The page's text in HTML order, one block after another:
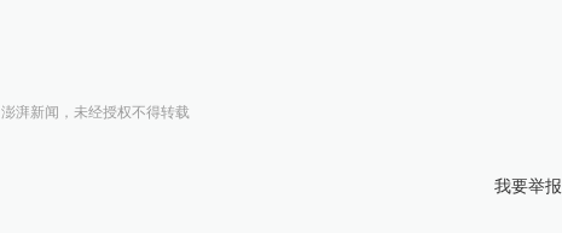
澎湃新闻，未经授权不得转载
我要举报